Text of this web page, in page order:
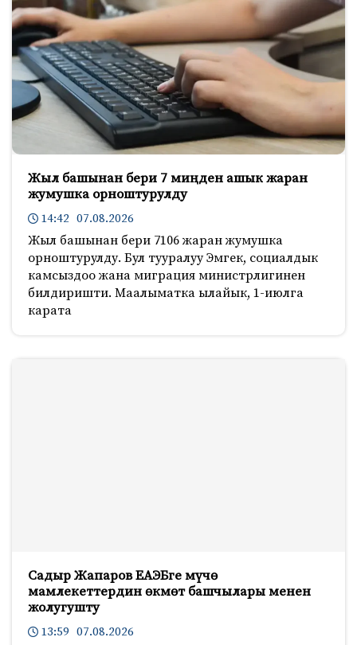
Жыл башынан бери 7 миңден ашык жаран
жумушка орноштурулду
14:42 07.08.2026
Жыл башынан бери 7106 жаран жумушка
орноштурулду. Бул тууралуу Эмгек, социалдык
камсыздоо жана миграция министрлигинен
билдиришти. Маалыматка ылайык, 1-июлга
карата
Садыр Жапаров ЕАЭБге мүчө
мамлекеттердин өкмөт башчылары менен
жолугушту
13:59 07.08.2026